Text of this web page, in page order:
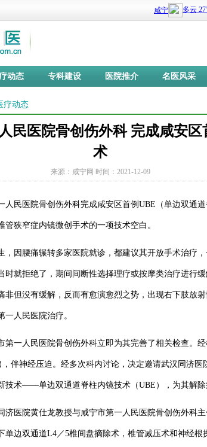
动态 专科建设 医院推介 名医风采
疗动态
民医院骨创伤外科 完成咸安区
术
来源：咸宁网 时间：2021-12-09
人民医院骨创伤外科完成咸安区首例UBE（单边双通
管狭窄症内镜微创手术的一项技术空白。
，因腰痛辗转多家医院就诊，都建议其开放手术治疗
时就拒绝了，期间间断性选择理疗或按摩类治疗进行
非但没有缓解，反而有愈演愈烈之势，出现右下肢放
人民医院治疗。
第一人民医院骨创伤外科立即为其完善了相关检查。
伴神经压迫。经多次科内讨论，决定邀请武汉同济医
技术——单边双通道脊柱内镜技术（UBE），为其解除
济医院黄仕龙教授与咸宁市第一人民医院骨创伤外科
单边双通道L4／5椎间盘摘除术，椎管减压术和神经根